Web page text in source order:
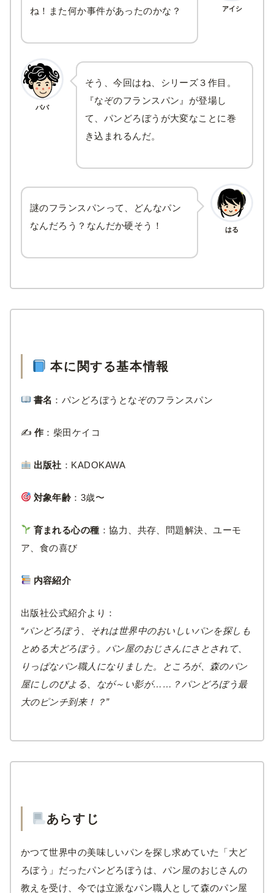
アイシ
ね！また何か事件があったのかな？
パパ
そう、今回はね、シリーズ３作目。
『なぞのフランスパン』が登場し
て、パンどろぼうが大変なことに巻
き込まれるんだ。
はる
謎のフランスパンって、どんなパン
なんだろう？なんだか硬そう！
本に関する基本情報
書名 ：パンどろぼうとなぞのフランスパン
✍️ 作 ：柴田ケイコ
出版社 ：KADOKAWA
対象年齢：3歳〜
育まれる心の種 ：協力、共存、問題解決、ユーモ
ア、食の喜び
内容紹介
出版社公式紹介より：
“パンどろぼう、それは世界中のおいしいパンを探しも
とめる大どろぼう。パン屋のおじさんにさとされて、
りっぱなパン職人になりました。ところが、森のパン
屋にしのびよる、なが～い影が……？パンどろぼう最
大のピンチ到来！？”
あらすじ
かつて世界中の美味しいパンを探し求めていた「大ど
ろぼう」だったパンどろぼうは、パン屋のおじさんの
教えを受け、今では立派なパン職人として森のパン屋